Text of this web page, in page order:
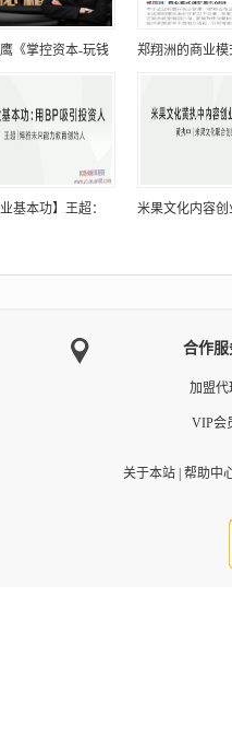
《掌控资本-玩钱 郑翔洲的商业模
业基本功】王超： 米果文化内容创
合作服
加盟代
VIP会
关于本站| 帮助中